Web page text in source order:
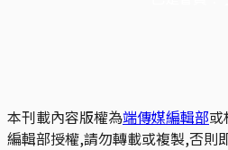
本刊載內容版權為端傳媒編輯部
編輯部授權,請勿轉載或複製,否則